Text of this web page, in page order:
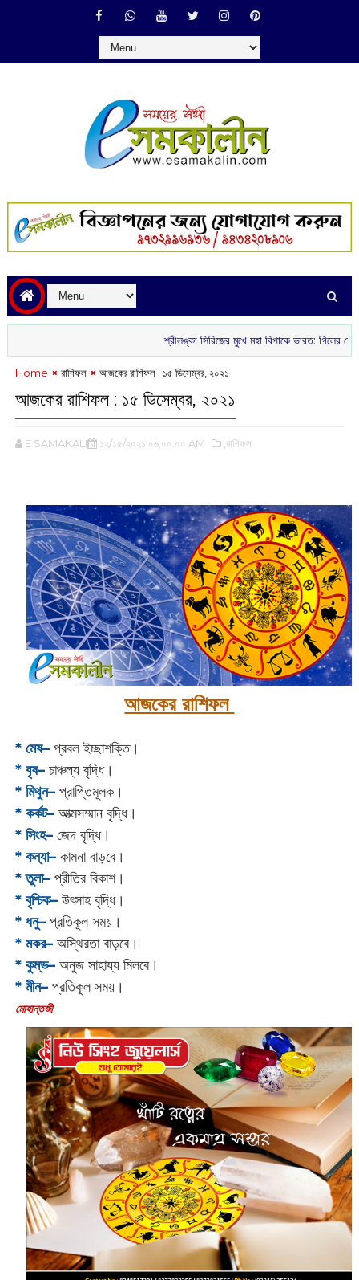
শ্রীলঙ্কা সিরিজের মুখে মহা বিপাকে ভারত: গিলের চোট ও
Home রাশিফল আজকের রাশিফল : ১৫ ডিসেম্বর, ‌২০২১
আজকের রাশিফল : ১৫ ডিসেম্বর, ‌২০২১
E SAMAKALIN ১২/১৫/২০২১ ০৬:০০:০০ AM ,রাশিফল
আজকের রাশিফল
* মেষ– প্রবল ইচ্ছাশক্তি।
* বৃষ–চাঞ্চল্য বৃদ্ধি।
* মিথুন–প্রাপ্তিমূলক।
* কর্কট–আত্মসম্মান বৃদ্ধি।
* সিংহ–জেদ বৃদ্ধি।
* কন্যা–কামনা বাড়বে।
* তুলা–প্রীতির বিকাশ।
* বৃশ্চিক–উৎসাহ বৃদ্ধি।
* ধনু–প্রতিকূল সময়।
* মকর–অস্থিরতা বাড়বে।‌
* কুম্ভ–অনুজ সাহায্য মিলবে।
* মীন–প্রতিকূল সময়।
‌মোহান্তজী‌‌‌‌‌‌‌‌‌‌‌‌‌‌‌‌‌